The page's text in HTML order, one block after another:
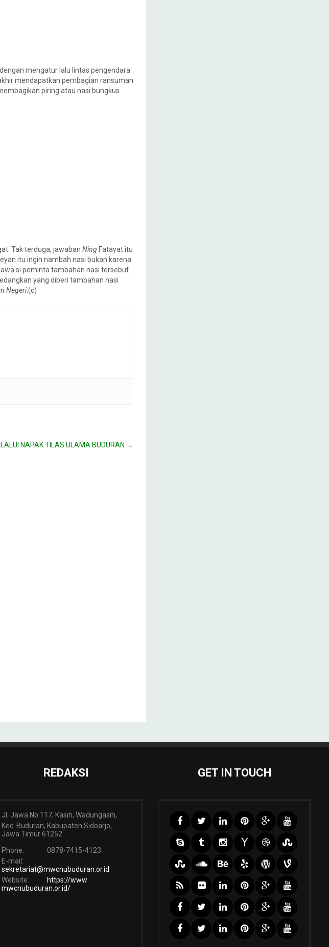
mengatur lalu lintas pengendara
mendapatkan pembagian ransuman
piring atau nasi bungkus
Tak terduga, jawaban Ning Fatayat itu
itu ingin nambah nasi bukan karena
si peminta tambahan nasi tersebut.
yang diberi tambahan nasi
Negeri.(c)
NAPAK TILAS ULAMA BUDURAN →
REDAKSI
Jl. Jawa No.117, Kasih, Wadungasih,
Kec. Buduran, Kabupaten Sidoarjo,
Jawa Timur 61252
Phone:
0878-7415-4123
E-mail:
sekretariat@mwcnubuduran.or.id
Website:
https://www
mwcnubuduran.or.id/
GET IN TOUCH